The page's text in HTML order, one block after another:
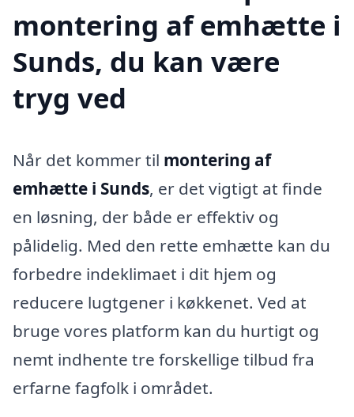
montering af emhætte i
Sunds, du kan være
tryg ved
Når det kommer til montering af
emhætte i Sunds, er det vigtigt at finde
en løsning, der både er effektiv og
pålidelig. Med den rette emhætte kan du
forbedre indeklimaet i dit hjem og
reducere lugtgener i køkkenet. Ved at
bruge vores platform kan du hurtigt og
nemt indhente tre forskellige tilbud fra
erfarne fagfolk i området.